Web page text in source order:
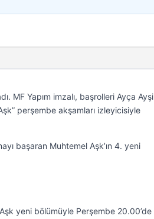
MF Yapım imzalı, başrolleri Ayça
perşembe akşamları izleyicisiyle
başaran Muhtemel Aşk’ın 4. yeni
yeni bölümüyle Perşembe 20.00’de